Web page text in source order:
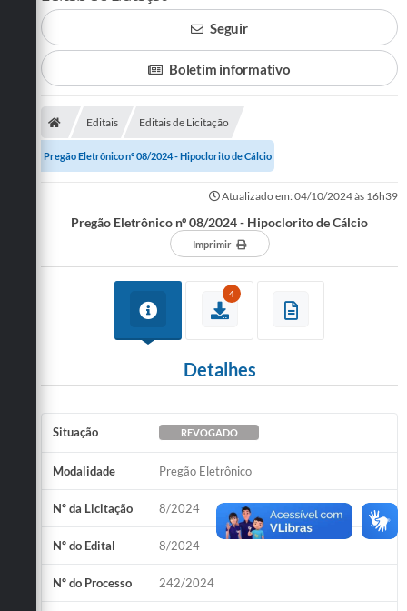
ACESSOS EXTERNOS
Seguir
Boletim informativo
Editais Editais de Licitação
Pregão Eletrônico nº 08/2024 - Hipoclorito de Cálcio
Atualizado em: 04/10/2024 às 16h39
Pregão Eletrônico nº 08/2024 - Hipoclorito de Cálcio
Imprimir
4
Detalhes
Situação REVOGADO
Modalidade Pregão Eletrônico
Nº da Licitação 8/2024
Nº do Edital 8/2024
Nº do Processo 242/2024